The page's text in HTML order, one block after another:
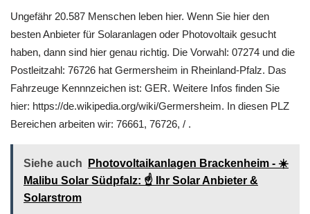
Ungefähr 20.587 Menschen leben hier. Wenn Sie hier den
besten Anbieter für Solaranlagen oder Photovoltaik gesucht
haben, dann sind hier genau richtig. Die Vorwahl: 07274 und die
Postleitzahl: 76726 hat Germersheim in Rheinland-Pfalz. Das
Fahrzeuge Kennnzeichen ist: GER. Weitere Infos finden Sie
hier: https://de.wikipedia.org/wiki/Germersheim. In diesen PLZ
Bereichen arbeiten wir: 76661, 76726, / .
Siehe auch
Photovoltaikanlagen Brackenheim - ☀️
Malibu Solar Südpfalz: ☝️ Ihr Solar Anbieter &
Solarstrom